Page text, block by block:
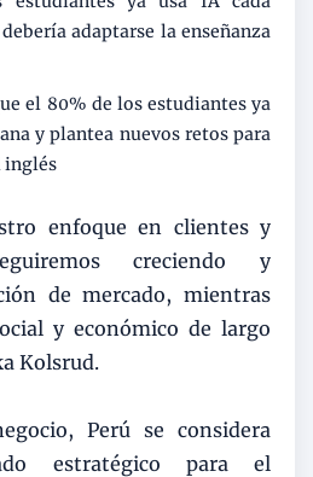
adaptarse la enseñanza
el 80% de los estudiantes ya
y plantea nuevos retos para
inglés
enfoque en clientes y
creciendo y
de mercado, mientras
y económico de largo
Kolsrud.
Perú se considera
estratégico para el